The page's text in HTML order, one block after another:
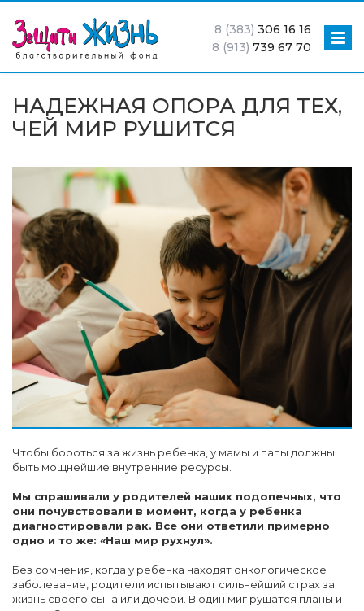
8 (383) 306 16 16
8 (913) 739 67 70
НАДЕЖНАЯ ОПОРА ДЛЯ ТЕХ,
ЧЕЙ МИР РУШИТСЯ
Чтобы бороться за жизнь ребенка, у мамы и папы должны
быть мощнейшие внутренние ресурсы.
Мы спрашивали у родителей наших подопечных, что
они почувствовали в момент, когда у ребенка
диагностировали рак. Все они ответили примерно
одно и то же: «Наш мир рухнул».
Без сомнения, когда у ребенка находят онкологическое
заболевание, родители испытывают сильнейший страх за
жизнь своего сына или дочери. В один миг рушатся планы и